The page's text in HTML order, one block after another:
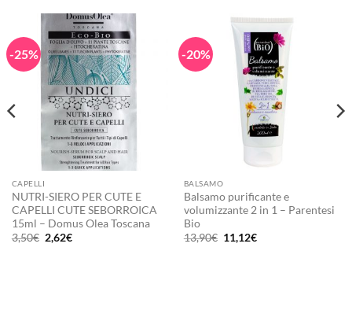
-25%
CAPELLI
NUTRI-SIERO PER CUTE E
CAPELLI CUTE SEBORROICA
15ml – Domus Olea Toscana
3,50€ Il
prezzo
2,62€Il
-20%
BALSAMO
Balsamo purificante e
volumizzante 2 in 1 – Parentesi
Bio
13,90€ Il
prezzo
11,12€Il